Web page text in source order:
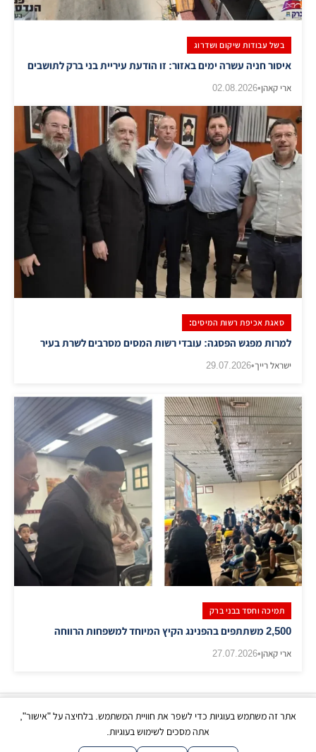
בשל עבודות שיקום ושדרוג
איסור חניה עשרה ימים באזור: זו הודעת עיריית בני ברק לתושבים
ארי קאהן•
02.08.2026
סאגת אכיפת רשות המיסים:
למרות מפגש הפסגה: עובדי רשות המסים מסרבים לשרת בעיר
ישראל רייך•
29.07.2026
תמיכה וחסד בבני ברק
​2,500 משתתפים בהפנינג הקיץ המיוחד למשפחות הרווחה
ארי קאהן•
27.07.2026
אתר זה משתמש בעוגיות כדי לשפר את חוויית המשתמש. בלחיצה על "אישור",
אתה מסכים לשימוש בעוגיות.
כל הזכויות שמורות | © בני ברק עכשיו 2026